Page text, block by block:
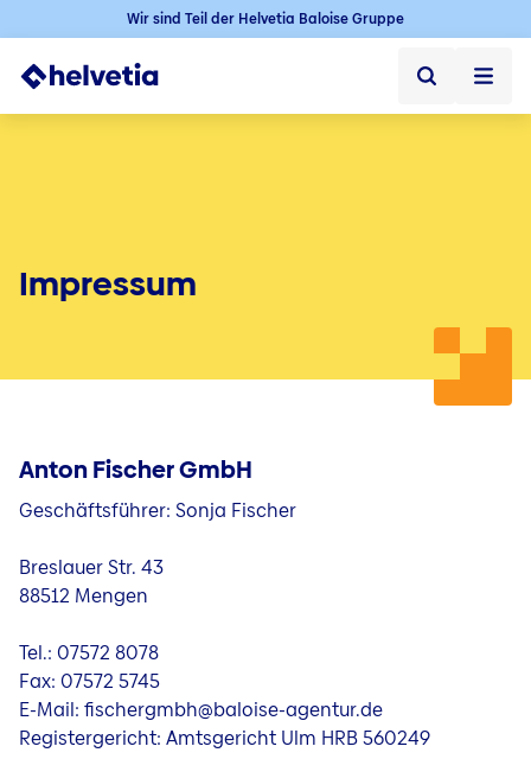
Wir sind Teil der Helvetia Baloise Gruppe
Über uns
Jobs
Impressum
Anton Fischer GmbH
Geschäftsführer: Sonja Fischer
Breslauer Str. 43
88512 Mengen
Tel.: 07572 8078
Fax: 07572 5745
E-Mail: fischergmbh@baloise-agentur.de
Registergericht: Amtsgericht Ulm HRB 560249